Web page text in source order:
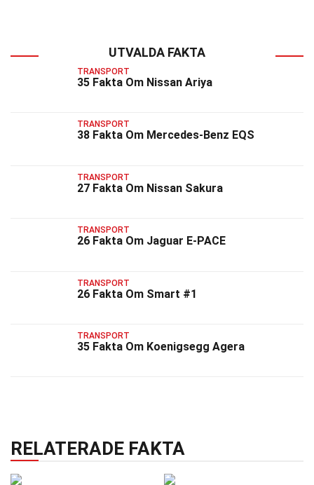
UTVALDA FAKTA
TRANSPORT
35 Fakta Om Nissan Ariya
TRANSPORT
38 Fakta Om Mercedes-Benz EQS
TRANSPORT
27 Fakta Om Nissan Sakura
TRANSPORT
26 Fakta Om Jaguar E-PACE
TRANSPORT
26 Fakta Om Smart #1
TRANSPORT
35 Fakta Om Koenigsegg Agera
RELATERADE FAKTA